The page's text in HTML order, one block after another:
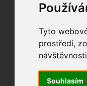
Tyto
prostředí,
Souhlasím
Who's Your
bez názvu
fotky